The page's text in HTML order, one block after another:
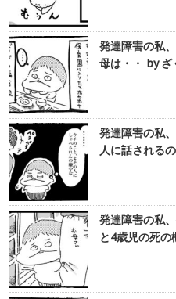
発達障害の私
母は・・ by ざ
発達障害の私
人に話される
発達障害の私
と4歳児の死の